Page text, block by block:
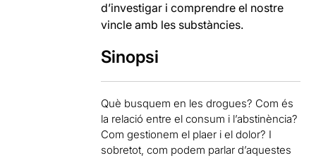
d’investigar i comprendre el nostre
vincle amb les substàncies.
Sinopsi
Què busquem en les drogues? Com és
la relació entre el consum i l’abstinència?
Com gestionem el plaer i el dolor? I
sobretot, com podem parlar d’aquestes